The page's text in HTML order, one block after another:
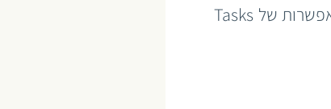
אוטומציה של משימות. אתם צריכים לזכור לשאול אותו שוב ושוב. האפשרות של Tasks